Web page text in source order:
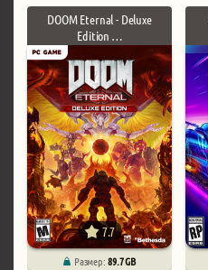
DOOM Eternal - Deluxe
Edition …
7.7
Размер:89.7 GB